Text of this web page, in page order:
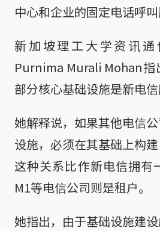
中心和企业的固定电话呼叫
新加坡理工大学资讯
Purnima Murali Mohan指
部分核心基础设施是新电信
她解释说，如果其他电信
设施，必须在其基础上构
这种关系比作新电信拥有
M1等电信公司则是租户。
她指出，由于基础设施建